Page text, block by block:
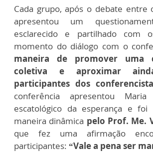
Cada grupo, após o debate entre
apresentou um
esclarecido e partilhado com
momento do diálogo com o
maneira de promover uma
coletiva e aproximar
participantes dos
conferência apresentou
escatológico da esperança e foi
maneira dinâmica pelo Prof. Me.
que fez uma afirmação
participantes: “Vale a pena ser